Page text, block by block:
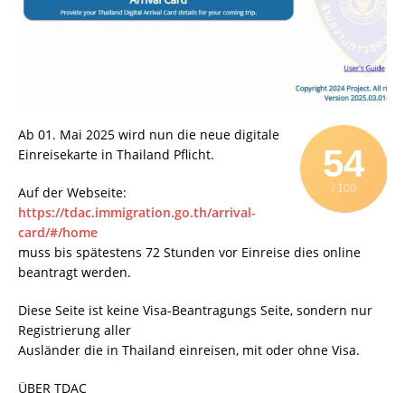
54
/ 100
Ab 01. Mai 2025 wird nun die neue digitale
Einreisekarte in Thailand Pflicht.
Auf der Webseite:
https://tdac.immigration.go.th/arrival-
card/#/home
muss bis spätestens 72 Stunden vor Einreise dies online
beantragt werden.
Diese Seite ist keine Visa-Beantragungs Seite, sondern nur
Registrierung aller
Ausländer die in Thailand einreisen, mit oder ohne Visa.
ÜBER TDAC